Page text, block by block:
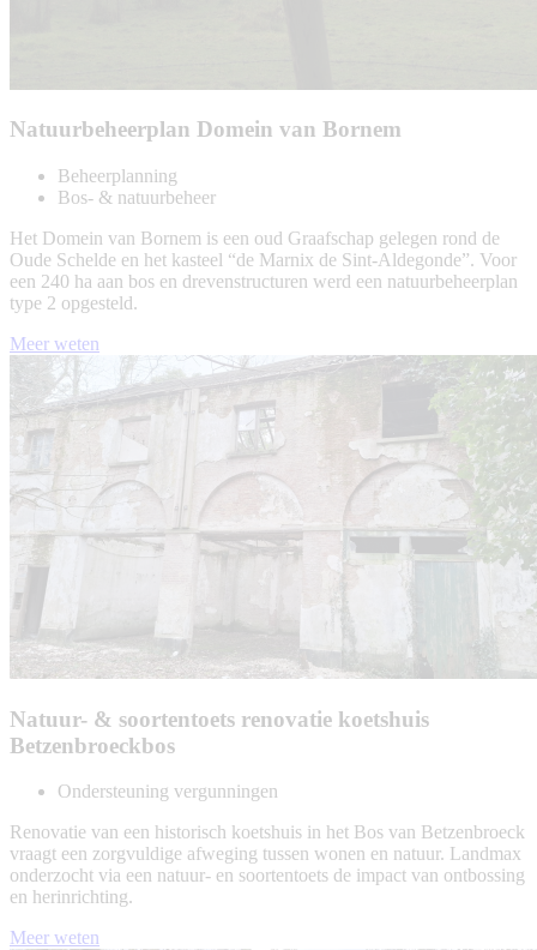
Natuurbeheerplan Domein van Bornem
Beheerplanning
Bos- & natuurbeheer
Het Domein van Bornem is een oud Graafschap gelegen rond de
Oude Schelde en het kasteel “de Marnix de Sint-Aldegonde”. Voor
een 240 ha aan bos en drevenstructuren werd een natuurbeheerplan
type 2 opgesteld.
Meer weten
Natuur- & soortentoets renovatie koetshuis
Betzenbroeckbos
Ondersteuning vergunningen
Renovatie van een historisch koetshuis in het Bos van Betzenbroeck
vraagt een zorgvuldige afweging tussen wonen en natuur. Landmax
onderzocht via een natuur- en soortentoets de impact van ontbossing
en herinrichting.
Meer weten